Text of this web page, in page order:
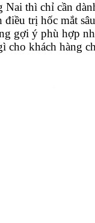
thì chỉ cần
trị hốc mắt
gợi ý phù hợp
cho khách hàng